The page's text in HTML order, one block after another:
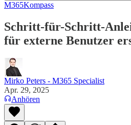
M365Kompass
Schritt-für-Schritt-
für externe Benutzer
Mirko Peters - M365 Specialist
Apr. 29, 2025
Anhören